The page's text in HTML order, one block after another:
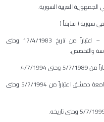
العربية السورية.
معيد في جامعة دمشق – كلية العلوم – اعتباراً من تاريخ 17/4/1983 وحتى
7/1994.
أستاذ مساعد (مشارك) في كلية العلوم – جامعة دمشق اعتباراً من 5/7/1994 وحتى